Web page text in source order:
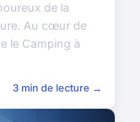
de la
Au cœur de
le Camping à
3 min de lecture →